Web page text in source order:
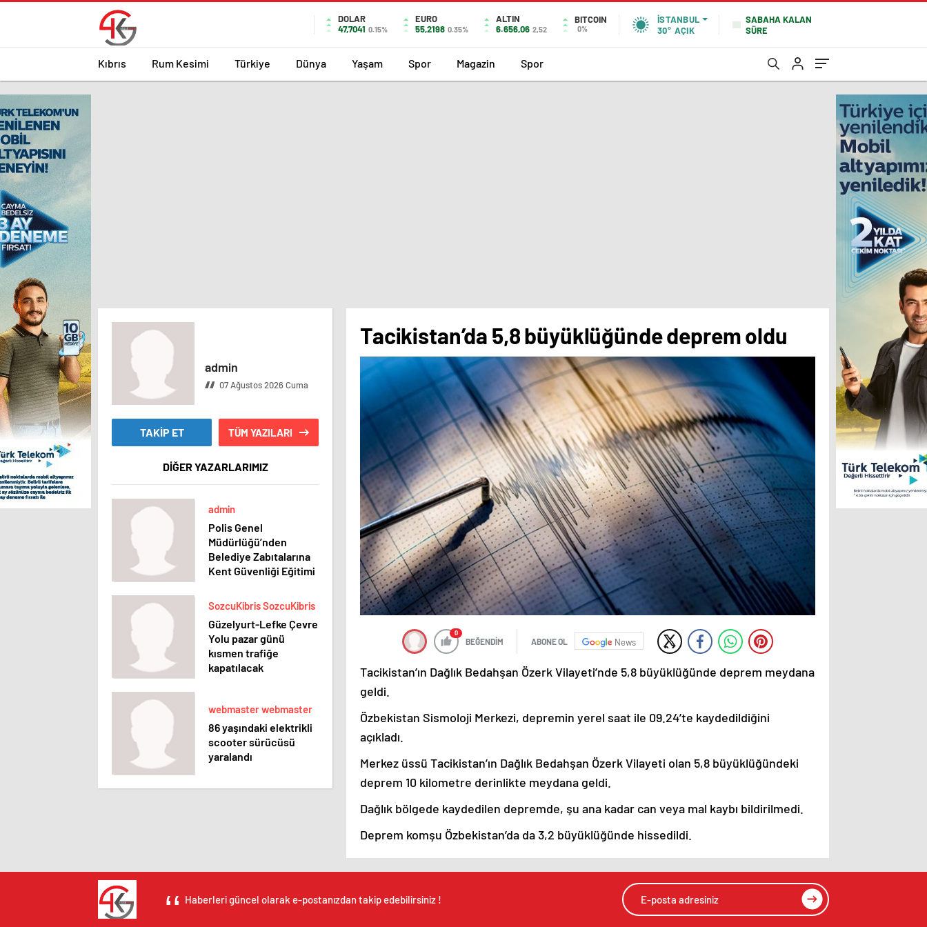
DOLAR
47,7041 0.15%
EURO
55,2198 0.35%
ALTIN
6.656,06 2,52
BITCOIN
0%
İSTANBUL
30° AÇIK
SABAHA KALAN
SÜRE
Kıbrıs Rum Kesimi Türkiye Dünya Yaşam Spor Magazin Spor
admin
07 Ağustos 2026 Cuma
TAKİP ET TÜM YAZILARI
DİĞER YAZARLARIMIZ
admin
Polis Genel
Müdürlüğü’nden
Belediye Zabıtalarına
Kent Güvenliği Eğitimi
SozcuKibris SozcuKibris
Güzelyurt-Lefke Çevre
Yolu pazar günü
kısmen trafiğe
kapatılacak
webmaster webmaster
86 yaşındaki elektrikli
scooter sürücüsü
yaralandı
Tacikistan’da 5,8 büyüklüğünde deprem oldu
0
BEĞENDİM ABONE OL News
Tacikistan’ın Dağlık Bedahşan Özerk Vilayeti’nde 5,8 büyüklüğünde deprem meydana
geldi.
Özbekistan Sismoloji Merkezi, depremin yerel saat ile 09.24’te kaydedildiğini
açıkladı.
Merkez üssü Tacikistan’ın Dağlık Bedahşan Özerk Vilayeti olan 5,8 büyüklüğündeki
deprem 10 kilometre derinlikte meydana geldi.
Dağlık bölgede kaydedilen depremde, şu ana kadar can veya mal kaybı bildirilmedi.
Deprem komşu Özbekistan’da da 3,2 büyüklüğünde hissedildi.
Haberleri güncel olarak e-postanızdan takip edebilirsiniz !